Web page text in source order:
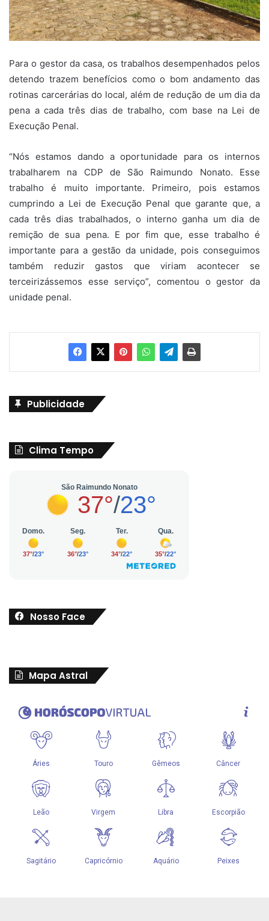
Para o gestor da casa, os trabalhos desempenhados pelos
detendo trazem benefícios como o bom andamento das
rotinas carcerárias do local, além de redução de um dia da
pena a cada três dias de trabalho, com base na Lei de
Execução Penal.
“Nós estamos dando a oportunidade para os internos
trabalharem na CDP de São Raimundo Nonato. Esse
trabalho é muito importante. Primeiro, pois estamos
cumprindo a Lei de Execução Penal que garante que, a
cada três dias trabalhados, o interno ganha um dia de
remição de sua pena. E por fim que, esse trabalho é
importante para a gestão da unidade, pois conseguimos
também reduzir gastos que viriam acontecer se
terceirizássemos esse serviço”, comentou o gestor da
unidade penal.
Publicidade
Clima Tempo
Nosso Face
Mapa Astral